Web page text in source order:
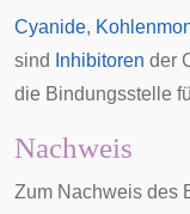
Cyanide,
sind
Inhibitoren der
die Bindungsstelle
Nachweis
Zum Nachweis des